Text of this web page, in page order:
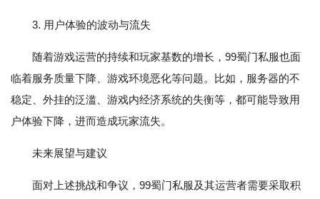
3. 用户体验的波动与流失
随着游戏运营的持续和玩家基数的增长，99蜀门私服也面
临着服务质量下降、游戏环境恶化等问题。比如，服务器的不
稳定、外挂的泛滥、游戏内经济系统的失衡等，都可能导致用
户体验下降，进而造成玩家流失。
未来展望与建议
面对上述挑战和争议，99蜀门私服及其运营者需要采取积